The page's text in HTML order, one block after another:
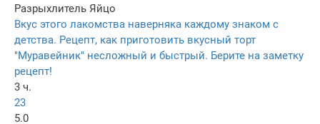
Разрыхлитель Яйцо
Вкус этого лакомства наверняка каждому знаком с
детства. Рецепт, как приготовить вкусный торт
"Муравейник" несложный и быстрый. Берите на заметку
рецепт!
3 ч.
23
5.0